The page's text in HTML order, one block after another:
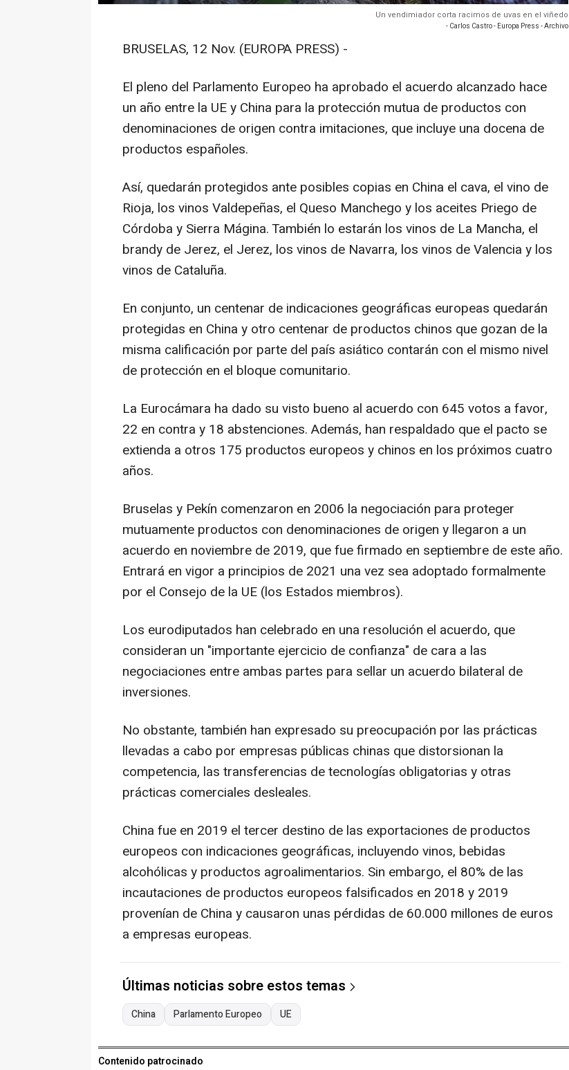
Un vendimiador corta racimos de uvas en el viñedo
- Carlos Castro - Europa Press - Archivo
BRUSELAS, 12 Nov. (EUROPA PRESS) -
El pleno del Parlamento Europeo ha aprobado el acuerdo alcanzado hace
un año entre la UE y China para la protección mutua de productos con
denominaciones de origen contra imitaciones, que incluye una docena de
productos españoles.
Así, quedarán protegidos ante posibles copias en China el cava, el vino de
Rioja, los vinos Valdepeñas, el Queso Manchego y los aceites Priego de
Córdoba y Sierra Mágina. También lo estarán los vinos de La Mancha, el
brandy de Jerez, el Jerez, los vinos de Navarra, los vinos de Valencia y los
vinos de Cataluña.
En conjunto, un centenar de indicaciones geográficas europeas quedarán
protegidas en China y otro centenar de productos chinos que gozan de la
misma calificación por parte del país asiático contarán con el mismo nivel
de protección en el bloque comunitario.
La Eurocámara ha dado su visto bueno al acuerdo con 645 votos a favor,
22 en contra y 18 abstenciones. Además, han respaldado que el pacto se
extienda a otros 175 productos europeos y chinos en los próximos cuatro
años.
Bruselas y Pekín comenzaron en 2006 la negociación para proteger
mutuamente productos con denominaciones de origen y llegaron a un
acuerdo en noviembre de 2019, que fue firmado en septiembre de este año.
Entrará en vigor a principios de 2021 una vez sea adoptado formalmente
por el Consejo de la UE (los Estados miembros).
Los eurodiputados han celebrado en una resolución el acuerdo, que
consideran un "importante ejercicio de confianza" de cara a las
negociaciones entre ambas partes para sellar un acuerdo bilateral de
inversiones.
No obstante, también han expresado su preocupación por las prácticas
llevadas a cabo por empresas públicas chinas que distorsionan la
competencia, las transferencias de tecnologías obligatorias y otras
prácticas comerciales desleales.
China fue en 2019 el tercer destino de las exportaciones de productos
europeos con indicaciones geográficas, incluyendo vinos, bebidas
alcohólicas y productos agroalimentarios. Sin embargo, el 80% de las
incautaciones de productos europeos falsificados en 2018 y 2019
provenían de China y causaron unas pérdidas de 60.000 millones de euros
a empresas europeas.
Últimas noticias sobre estos temas
China Parlamento Europeo UE
Contenido patrocinado